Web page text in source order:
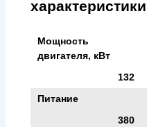
характеристики
Мощность
двигателя, кВт
132
Питание
380